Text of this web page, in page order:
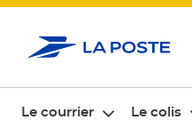
Le courrier Le colis